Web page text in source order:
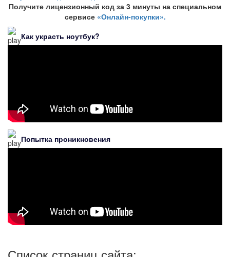
Получите лицензионный код за 3 минуты на специальном
сервисе «Онлайн-покупки».
Как украсть ноутбук?
Попытка проникновения